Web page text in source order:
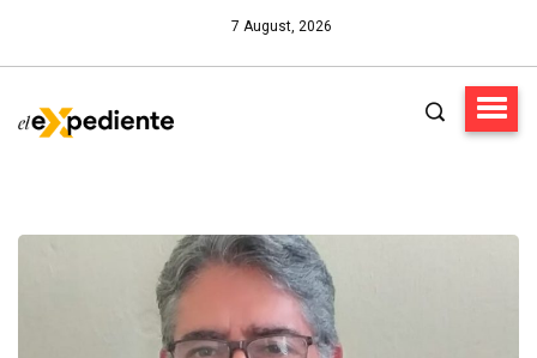
7 August, 2026